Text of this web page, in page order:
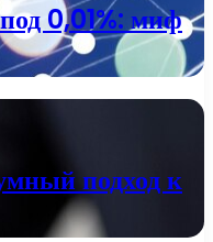
0,01%: миф
подход к